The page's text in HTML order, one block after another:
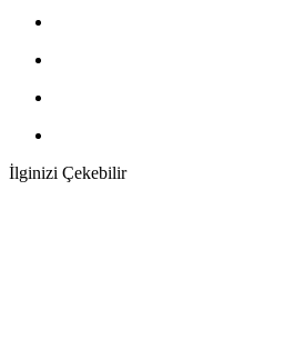
İlginizi Çekebilir